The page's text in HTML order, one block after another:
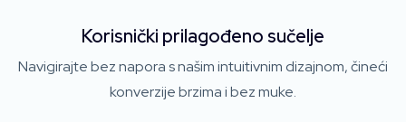
Korisnički prilagođeno sučelje
Navigirajte bez napora s našim intuitivnim dizajnom, čineći
konverzije brzima i bez muke.